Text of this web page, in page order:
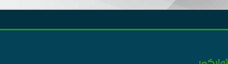
: طرح رئيس الجمهورية حول اللامركزية الموسعة شرط واجب للخروج من حالة الجمود
التوافقيّة في لبنان”